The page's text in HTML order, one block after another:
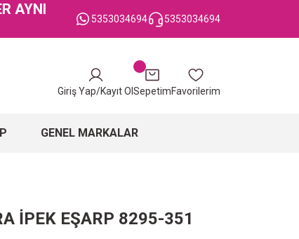
AYNI
5353034694 5353034694
Giriş Yap/Kayıt Ol SepetimFavorilerim
GENEL MARKALAR
İPEK EŞARP 8295-351